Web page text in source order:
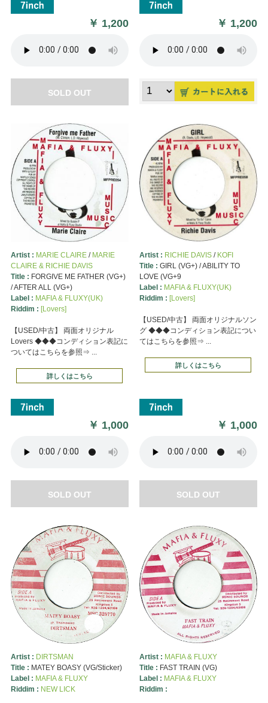
￥ 1,200
SOLD OUT
￥ 1,200
Artist : MARIE CLAIRE/ MARIE
CLAIRE & RICHIE DAVIS
Title : FORGIVE ME FATHER (VG+)
/ AFTER ALL (VG+)
Label : MAFIA & FLUXY(UK)
Riddim : [Lovers]
【USED/中古】 両面オリジナル
Lovers ◆◆◆コンディション表記に
ついてはこちらを参照⇒ ...
詳しくはこちら
￥ 1,000
SOLD OUT
Artist : RICHIE DAVIS/ KOFI
Title : GIRL (VG+) / ABILITY TO
LOVE (VG+9
Label : MAFIA & FLUXY(UK)
Riddim : [Lovers]
【USED/中古】 両面オリジナルソン
グ ◆◆◆コンディション表記につい
てはこちらを参照⇒ ...
詳しくはこちら
￥ 1,000
SOLD OUT
Artist : DIRTSMAN
Title : MATEY BOASY (VG/Sticker)
Label : MAFIA & FLUXY
Riddim : NEW LICK
Artist : MAFIA & FLUXY
Title : FAST TRAIN (VG)
Label : MAFIA & FLUXY
Riddim :